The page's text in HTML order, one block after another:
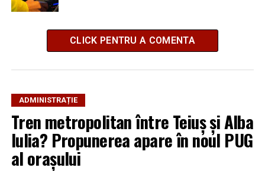
CLICK PENTRU A COMENTA
ADMINISTRAȚIE
Tren metropolitan între Teiuș și Alba
Iulia? Propunerea apare în noul PUG
al orașului